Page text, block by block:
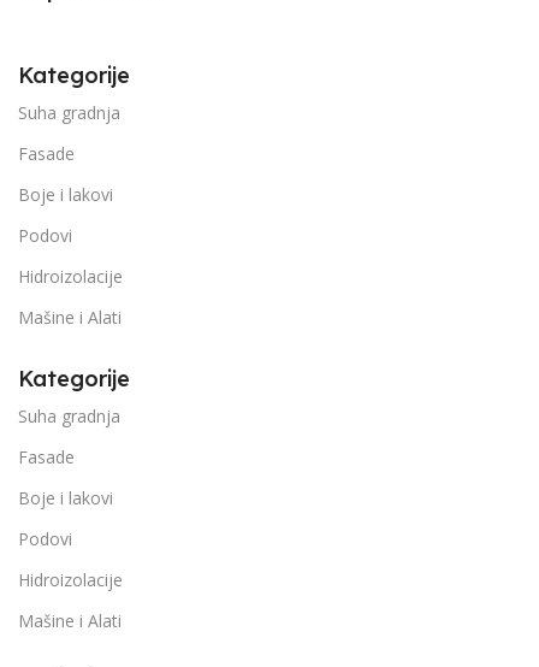
Kategorije
Suha gradnja
Fasade
Boje i lakovi
Podovi
Hidroizolacije
Mašine i Alati
Kategorije
Suha gradnja
Fasade
Boje i lakovi
Podovi
Hidroizolacije
Mašine i Alati